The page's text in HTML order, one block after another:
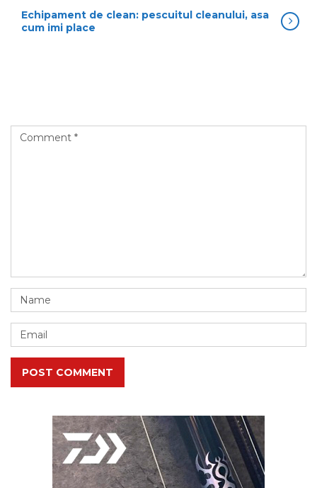
Echipament de clean: pescuitul cleanului, asa
cum imi place
POST COMMENT